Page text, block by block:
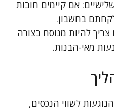
אם קיימים חובות
בחשבון.
להיות מנוסח בצורה
מאי-הבנות.
לשווי הנכסים,